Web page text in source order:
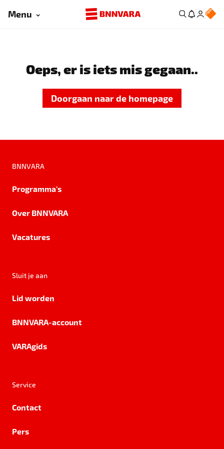
Menu
Oeps, er is iets mis gegaan..
Doorgaan naar de homepage
BNNVARA
Programma's
Over BNNVARA
Vacatures
Sluit je aan
Lid worden
BNNVARA-account
VARAgids
Service
Contact
Pers